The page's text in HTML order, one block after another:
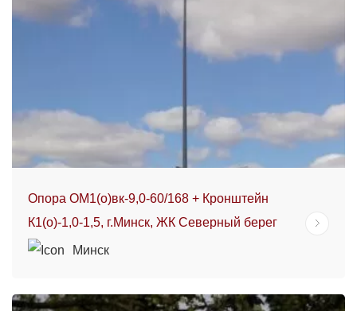
Опора ОМ1(о)вк-9,0-60/168 + Кронштейн
К1(о)-1,0-1,5, г.Минск, ЖК Северный берег
Минск